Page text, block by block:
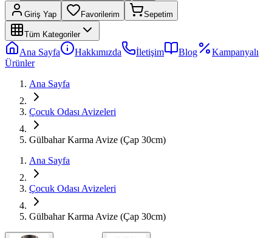
Giriş Yap Favorilerim Sepetim
Tüm Kategoriler
Ana Sayfa Hakkımızda İletişim Blog
Kampanyalı
Ürünler
Ana Sayfa
Çocuk Odası Avizeleri
Gülbahar Karma Avize (Çap 30cm)
Ana Sayfa
Çocuk Odası Avizeleri
Gülbahar Karma Avize (Çap 30cm)